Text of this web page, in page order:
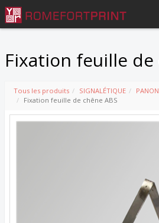
Fixation feuille de
Tous les produits SIGNALÉTIQUE
Fixation feuille de chêne ABS